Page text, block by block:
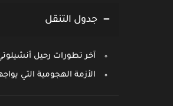
جدول التنقل
آخر تطورات رحيل
الأزمة الهجومية التي